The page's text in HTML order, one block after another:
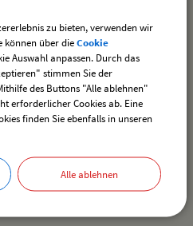
Weißensberg, Kirchstr. 13
zu bieten, verwenden wir
können über dieCookie
Auswahl anpassen. Durch das
stimmen Sie der
des Buttons "Alle ablehnen"
erforderlicher Cookies ab. Eine
finden Sie ebenfalls in unseren
Alle ablehnen